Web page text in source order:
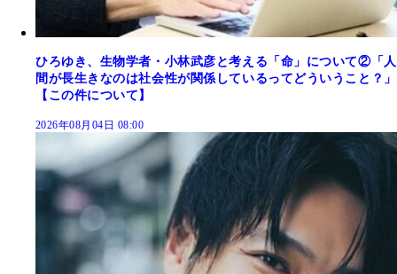
ひろゆき、生物学者・小林武彦と考える「命」について②「人
間が長生きなのは社会性が関係しているってどういうこと？」
【この件について】
2026年08月04日 08:00